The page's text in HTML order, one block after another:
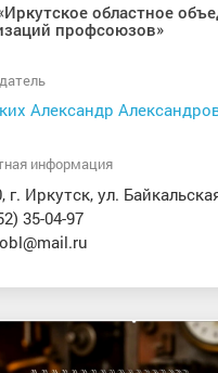
областное
профсоюзов»
Александр
информация
г. Иркутск, ул.
35-04-97